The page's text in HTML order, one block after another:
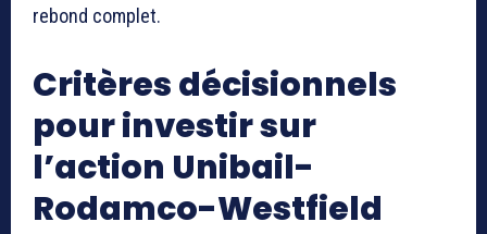
rebond complet.
Critères décisionnels
pour investir sur
l’action Unibail-
Rodamco-Westfield